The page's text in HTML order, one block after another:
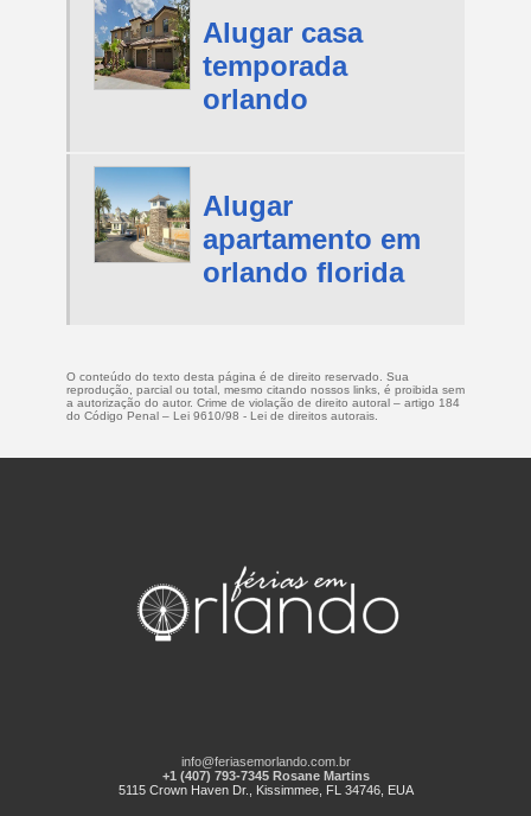
Alugar casa
temporada
orlando
Alugar
apartamento em
orlando florida
O conteúdo do texto desta página é de direito reservado. Sua
reprodução, parcial ou total, mesmo citando nossos links, é proibida sem
a autorização do autor. Crime de violação de direito autoral – artigo 184
do Código Penal – Lei 9610/98 - Lei de direitos autorais
info@feriasemorlando.com.br
+1 (407) 793-7345 Rosane Martins
5115 Crown Haven Dr., Kissimmee, FL 34746, EUA